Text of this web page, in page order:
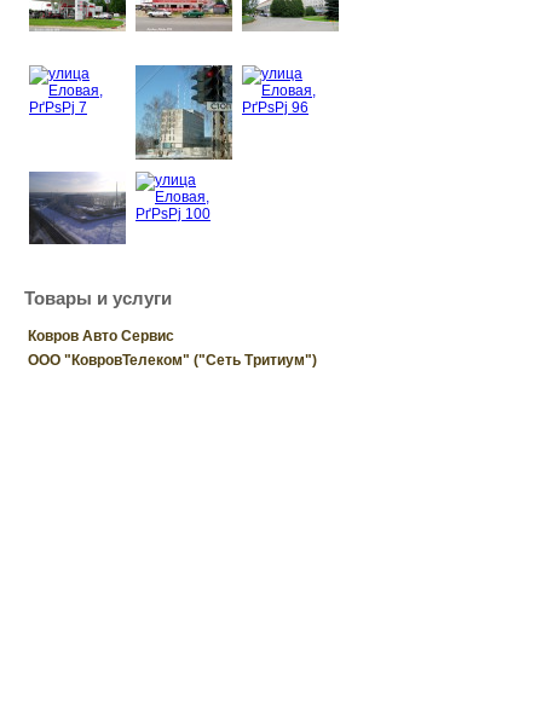
Товары и услуги
Ковров Авто Сервис
ООО "КовровТелеком" ("Сеть Тритиум")